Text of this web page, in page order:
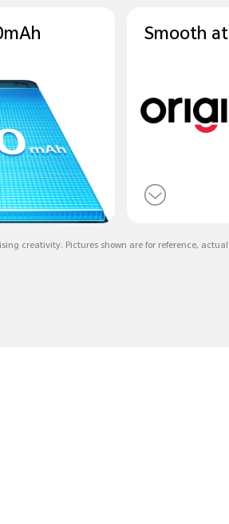
Smooth
creativity. Pictures shown are for reference,